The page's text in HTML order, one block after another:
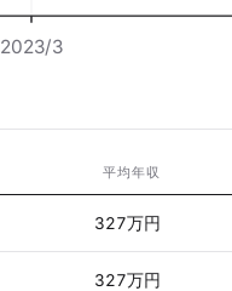
2023/3
平均年収
327万円
327万円